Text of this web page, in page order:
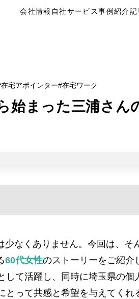
会社情報 自社サービス事例紹介記
在宅アポインター 在宅ワーク
始まった三浦さん
なくありません。今回は、そ
60代女性のストーリーをご紹介
して活躍し、同時に埼玉県の個
とって共感と希望を与えてくれ